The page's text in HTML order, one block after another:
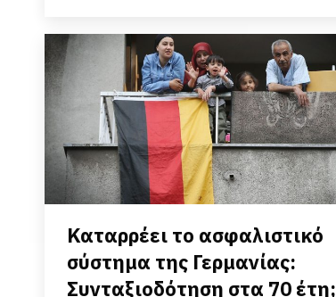
Καταρρέει το ασφαλιστικό
σύστημα της Γερμανίας:
Συνταξιοδότηση στα 70 έτη;